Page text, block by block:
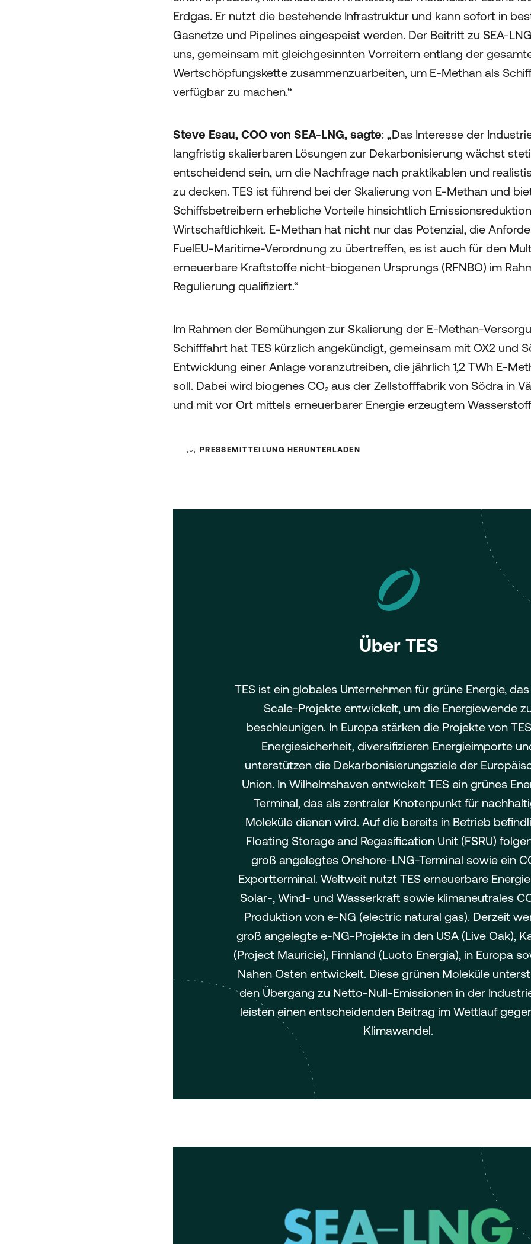
Erdgas. Er nutzt die bestehende Infrastruktur und kann sofort in
Gasnetze und Pipelines eingespeist werden. Der Beitritt zu SEA-
uns, gemeinsam mit gleichgesinnten Vorreitern entlang der
Wertschöpfungskette zusammenzuarbeiten, um E-Methan als
verfügbar zu machen.“
Steve Esau, COO von SEA-LNG, sagte: „Das Interesse der
langfristig skalierbaren Lösungen zur Dekarbonisierung wächst
entscheidend sein, um die Nachfrage nach praktikablen und
zu decken. TES ist führend bei der Skalierung von E-Methan und
Schiffsbetreibern erhebliche Vorteile hinsichtlich
Wirtschaftlichkeit. E-Methan hat nicht nur das Potenzial, die
FuelEU-Maritime-Verordnung zu übertreffen, es ist auch für den
erneuerbare Kraftstoffe nicht-biogenen Ursprungs (RFNBO) im
Regulierung qualifiziert.“
Im Rahmen der Bemühungen zur Skalierung der E-Methan-
Schifffahrt hat TES kürzlich angekündigt, gemeinsam mit OX2 und
Entwicklung einer Anlage voranzutreiben, die jährlich 1,2 TWh E-
soll. Dabei wird biogenes CO₂ aus der Zellstofffabrik von Södra in
und mit vor Ort mittels erneuerbarer Energie erzeugtem
PRESSEMITTEILUNG HERUNTERLADEN
Über TES
TES ist ein globales Unternehmen für grüne Energie,
Scale-Projekte entwickelt, um die Energiewende
beschleunigen. In Europa stärken die Projekte von
Energiesicherheit, diversifizieren Energieimporte
unterstützen die Dekarbonisierungsziele der
Union. In Wilhelmshaven entwickelt TES ein grünes
Terminal, das als zentraler Knotenpunkt für
Moleküle dienen wird. Auf die bereits in Betrieb
Floating Storage and Regasification Unit (FSRU)
groß angelegtes Onshore-LNG-Terminal sowie ein
Exportterminal. Weltweit nutzt TES erneuerbare
Solar-, Wind- und Wasserkraft sowie klimaneutrales
Produktion von e-NG (electric natural gas). Derzeit
groß angelegte e-NG-Projekte in den USA (Live Oak),
(Project Mauricie), Finnland (Luoto Energia), in Europa
Nahen Osten entwickelt. Diese grünen Moleküle
den Übergang zu Netto-Null-Emissionen in der
leisten einen entscheidenden Beitrag im Wettlauf
Klimawandel.